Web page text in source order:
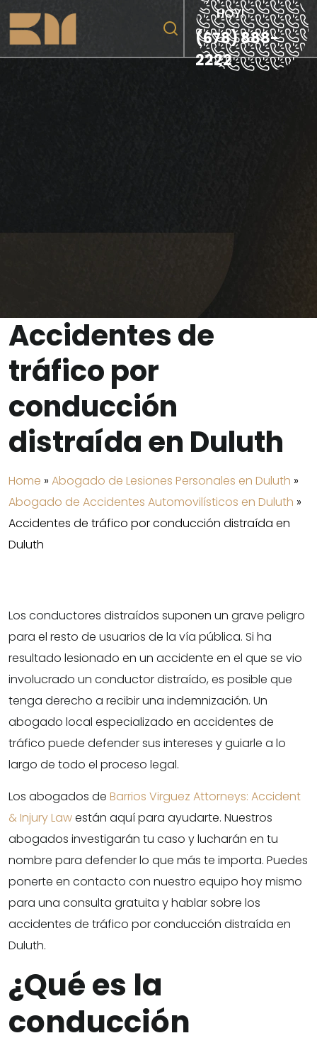
HOY!
(678) 888-
2222
Accidentes de
tráfico por
conducción
distraída en Duluth
Home » Abogado de Lesiones Personales en Duluth »
Abogado de Accidentes Automovilísticos en Duluth »
Accidentes de tráfico por conducción distraída en
Duluth
Los conductores distraídos suponen un grave peligro
para el resto de usuarios de la vía pública. Si ha
resultado lesionado en un accidente en el que se vio
involucrado un conductor distraído, es posible que
tenga derecho a recibir una indemnización. Un
abogado local especializado en accidentes de
tráfico puede defender sus intereses y guiarle a lo
largo de todo el proceso legal.
Los abogados de Barrios Virguez Attorneys: Accident
& Injury Lawestán aquí para ayudarte. Nuestros
abogados investigarán tu caso y lucharán en tu
nombre para defender lo que más te importa. Puedes
ponerte en contacto con nuestro equipo hoy mismo
para una consulta gratuita y hablar sobre los
accidentes de tráfico por conducción distraída en
Duluth.
¿Qué es la
conducción